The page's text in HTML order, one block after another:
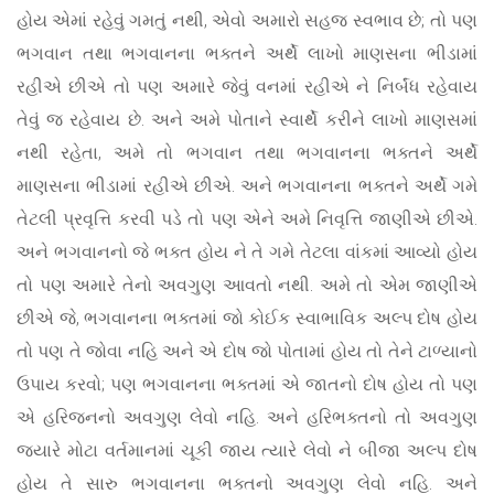
હોય એમાં રહેવું ગમતું નથી, એવો અમારો સહજ સ્વભાવ છે; તો પણ
ભગવાન તથા ભગવાનના ભક્તને અર્થે લાખો માણસના ભીડામાં
રહીએ છીએ તો પણ અમારે જેવું વનમાં રહીએ ને નિર્બંધ રહેવાય
તેવું જ રહેવાય છે. અને અમે પોતાને સ્વાર્થે કરીને લાખો માણસમાં
નથી રહેતા, અમે તો ભગવાન તથા ભગવાનના ભક્તને અર્થે
માણસના ભીડામાં રહીએ છીએ. અને ભગવાનના ભક્તને અર્થે ગમે
તેટલી પ્રવૃત્તિ કરવી પડે તો પણ એને અમે નિવૃત્તિ જાણીએ છીએ.
અને ભગવાનનો જે ભક્ત હોય ને તે ગમે તેટલા વાંકમાં આવ્યો હોય
તો પણ અમારે તેનો અવગુણ આવતો નથી. અમે તો એમ જાણીએ
છીએ જે, ભગવાનના ભક્તમાં જો કોઈક સ્વાભાવિક અલ્પ દોષ હોય
તો પણ તે જોવા નહિ અને એ દોષ જો પોતામાં હોય તો તેને ટાળ્યાનો
ઉપાય કરવો; પણ ભગવાનના ભક્તમાં એ જાતનો દોષ હોય તો પણ
એ હરિજનનો અવગુણ લેવો નહિ. અને હરિભક્તનો તો અવગુણ
જ્યારે મોટા વર્તમાનમાં ચૂકી જાય ત્યારે લેવો ને બીજા અલ્પ દોષ
હોય તે સારુ ભગવાનના ભક્તનો અવગુણ લેવો નહિ. અને